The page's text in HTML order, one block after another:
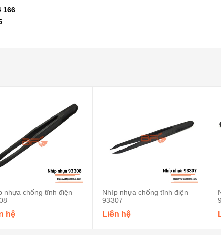
166
nhựa chống tĩnh điện
hệ
Nhíp nhựa chống tĩnh điện
93307
Liên hệ